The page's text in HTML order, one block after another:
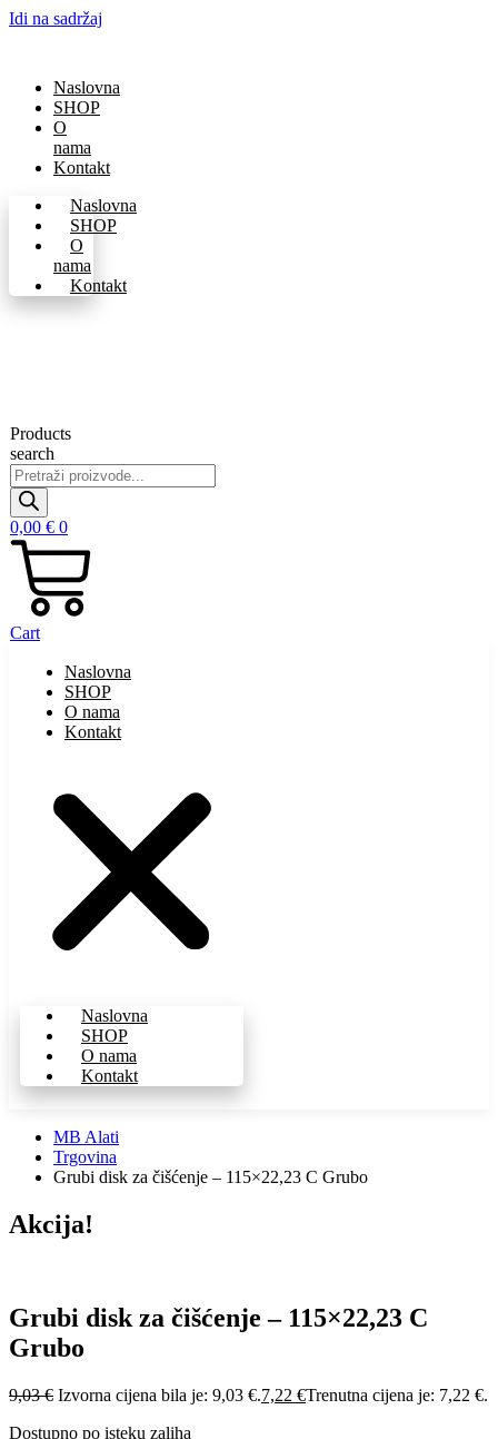
Idi na sadržaj
Naslovna
SHOP
O
nama
Kontakt
Naslovna
SHOP
O
nama
Kontakt
Products
search
0,00 € 0
Cart
Naslovna
SHOP
O nama
Kontakt
Naslovna
SHOP
O nama
Kontakt
MB Alati
Trgovina
Grubi disk za čišćenje – 115×22,23 C Grubo
Akcija!
Grubi disk za čišćenje – 115×22,23 C
Grubo
9,03€ Izvorna cijena bila je: 9,03 €.7,22 €Trenutna cijena je: 7,22 €.
Dostupno po isteku zaliha